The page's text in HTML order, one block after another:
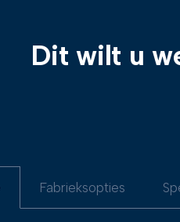
Dit wilt u
Fabrieksopties